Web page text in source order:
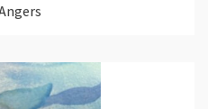
: La boîte à secrets - atelier